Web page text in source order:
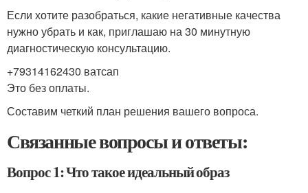
Если хотите разобраться, какие негативные качества
нужно убрать и как, приглашаю на 30 минутную
диагностическую консультацию.
+79314162430 ватсап
Это без оплаты.
Составим четкий план решения вашего вопроса.
Связанные вопросы и ответы:
Вопрос 1: Что такое идеальный образ